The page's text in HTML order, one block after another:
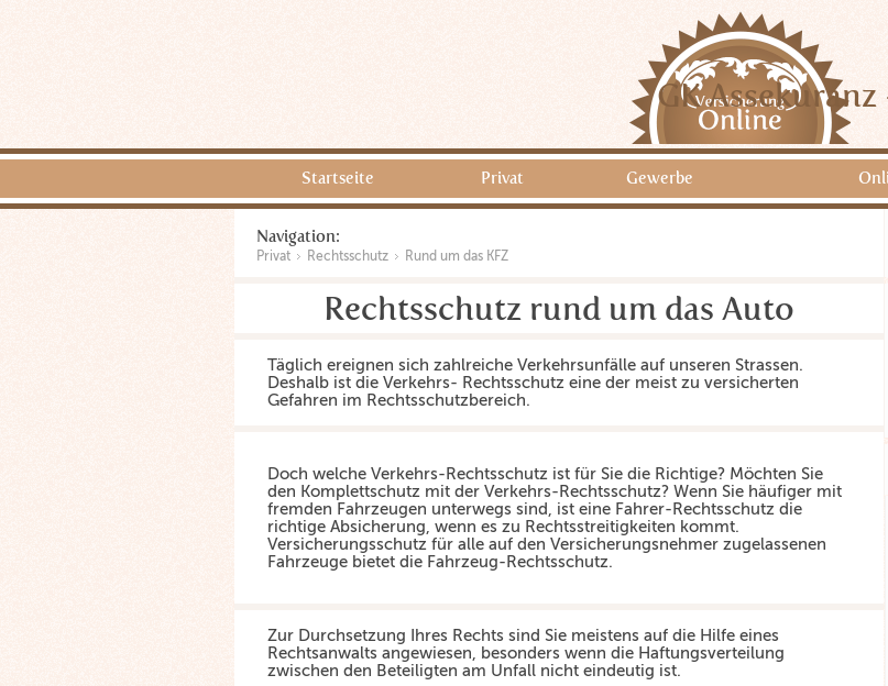
GK
Startseite Privat Gewerbe
Navigation:
Privat Rechtsschutz Rund um das KFZ
Rechtsschutz rund um das Auto
Täglich ereignen sich zahlreiche Verkehrsunfälle auf unseren Strassen.
Deshalb ist die Verkehrs- Rechtsschutz eine der meist zu versicherten
Gefahren im Rechtsschutzbereich.
Doch welche Verkehrs-Rechtsschutz ist für Sie die Richtige? Möchten Sie
den Komplettschutz mit der Verkehrs-Rechtsschutz? Wenn Sie häufiger mit
fremden Fahrzeugen unterwegs sind, ist eine Fahrer-Rechtsschutz die
richtige Absicherung, wenn es zu Rechtsstreitigkeiten kommt.
Versicherungsschutz für alle auf den Versicherungsnehmer zugelassenen
Fahrzeuge bietet die Fahrzeug-Rechtsschutz.
Zur Durchsetzung Ihres Rechts sind Sie meistens auf die Hilfe eines
Rechtsanwalts angewiesen, besonders wenn die Haftungsverteilung
zwischen den Beteiligten am Unfall nicht eindeutig ist.